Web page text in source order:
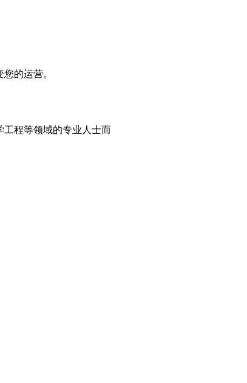
的运营。
工程等领域的专业人士而